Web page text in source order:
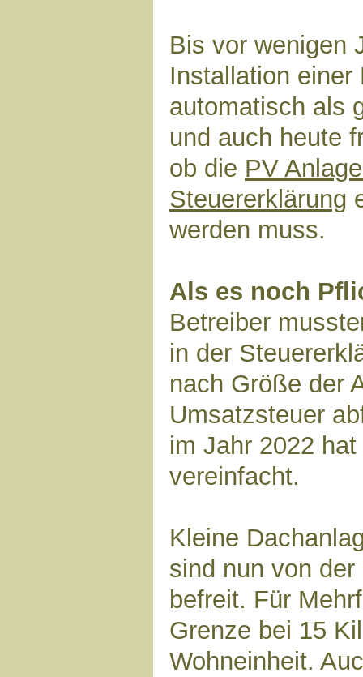
Bis vor wenigen
Installation einer
automatisch als
und auch heute
ob die PV
Steuererklärung
werden muss.
Als es noch
Betreiber
in der
nach Größe der
Umsatzsteuer
im Jahr 2022
vereinfacht.
Kleine
sind nun von
befreit. Für
Grenze bei 15
Wohneinheit.